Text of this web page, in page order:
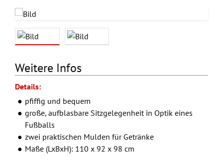
Weitere Infos
Details:
pfiffig und bequem
große, aufblasbare Sitzgelegenheit in Optik eines
Fußballs
zwei praktischen Mulden für Getränke
Maße (LxBxH): 110 x 92 x 98 cm